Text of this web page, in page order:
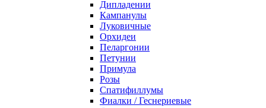
Дипладении
Кампанулы
Луковичные
Орхидеи
Пеларгонии
Петунии
Примула
Розы
Спатифиллумы
Фиалки / Геснериевые